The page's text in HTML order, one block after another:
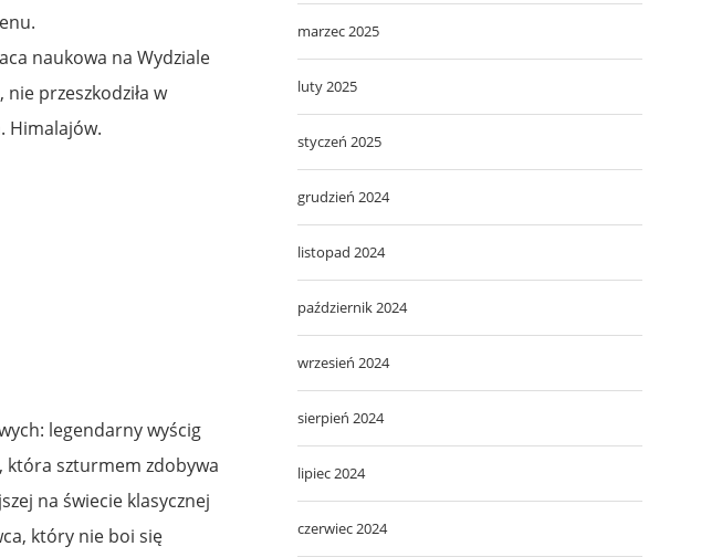
naukowa na Wydziale
przeszkodziła w
Himalajów.
legendarny wyścig
która szturmem zdobywa
na świecie klasycznej
który nie boi się
marzec 2025
luty 2025
styczeń 2025
grudzień 2024
listopad 2024
październik 2024
wrzesień 2024
sierpień 2024
lipiec 2024
czerwiec 2024